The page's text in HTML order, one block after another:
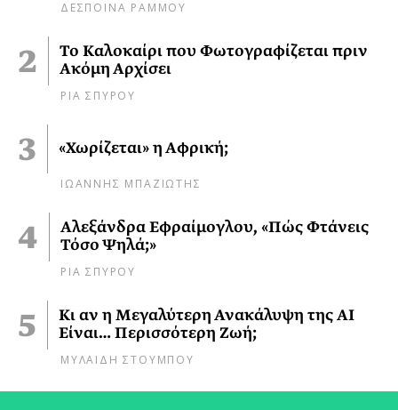
ΔΕΣΠΟΙΝΑ ΡΑΜΜΟΥ
Το Καλοκαίρι που Φωτογραφίζεται πριν
Ακόμη Αρχίσει
ΡΙΑ ΣΠΥΡΟΥ
«Χωρίζεται» η Αφρική;
ΙΩΑΝΝΗΣ ΜΠΑΖΙΩΤΗΣ
Αλεξάνδρα Εφραίμογλου, «Πώς Φτάνεις
Τόσο Ψηλά;»
ΡΙΑ ΣΠΥΡΟΥ
Κι αν η Μεγαλύτερη Ανακάλυψη της AI
Είναι… Περισσότερη Ζωή;
ΜΥΛΑΙΔΗ ΣΤΟΥΜΠΟΥ